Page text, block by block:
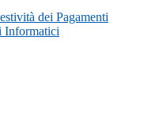
dei Pagamenti
Informatici